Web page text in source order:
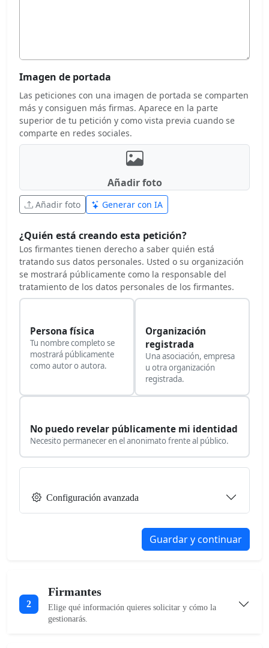
Imagen de portada
Las peticiones con una imagen de portada se comparten
más y consiguen más firmas. Aparece en la parte
superior de tu petición y como vista previa cuando se
comparte en redes sociales.
Añadir foto
Añadir foto Generar con IA
¿Quién está creando esta petición?
Los firmantes tienen derecho a saber quién está
tratando sus datos personales. Usted o su organización
se mostrará públicamente como la responsable del
tratamiento de los datos personales de los firmantes.
Persona física
Tu nombre completo se
mostrará públicamente
como autor o autora.
Organización
registrada
Una asociación, empresa
u otra organización
registrada.
No puedo revelar públicamente mi identidad
Necesito permanecer en el anonimato frente al público.
Configuración avanzada
Guardar y continuar
2
Firmantes
Elige qué información quieres solicitar y cómo la
gestionarás.